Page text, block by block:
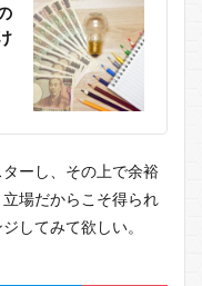
ーし、その上で余裕
場だからこそ得られ
してみて欲しい。